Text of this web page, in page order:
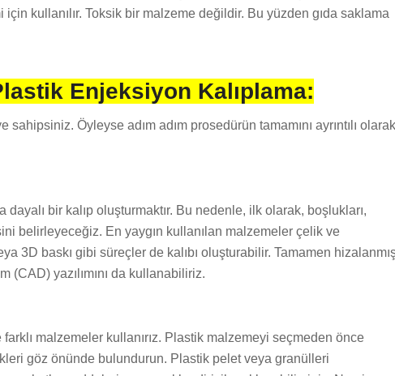
kullanılır. Toksik bir malzeme değildir. Bu yüzden gıda saklama
Enjeksiyon Kalıplama:
Öyleyse adım adım prosedürün tamamını ayrıntılı olarak
bir kalıp oluşturmaktır. Bu nedenle, ilk olarak, boşlukları,
belirleyeceğiz. En yaygın kullanılan malzemeler çelik ve
3D baskı gibi süreçler de kalıbı oluşturabilir. Tamamen
(CAD) yazılımını da kullanabiliriz.
malzemeler kullanırız. Plastik malzemeyi seçmeden önce
göz önünde bulundurun. Plastik pelet veya granülleri